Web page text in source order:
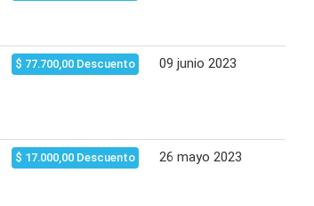
$ 77.700,00 Descuento 09 junio 2023
$ 17.000,00 Descuento 26 mayo 2023